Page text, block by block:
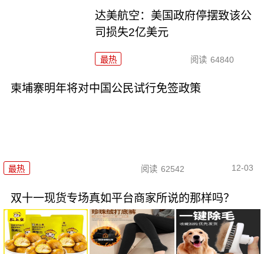
达美航空：美国政府停摆致该公
司损失2亿美元
最热 阅读 64840
柬埔寨明年将对中国公民试行免签政策
最热 阅读 62542 12-03
双十一现货专场真如平台商家所说的那样吗？